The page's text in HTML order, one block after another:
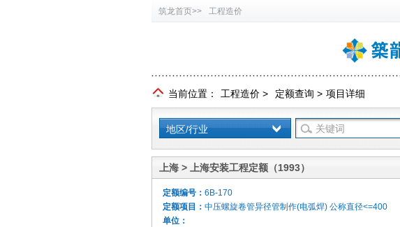
筑龙首页>> 工程造价
当前位置： 工程造价 > 定额查询 > 项目详细
地区/行业
上海 > 上海安装工程定额（1993）
定额编号： 6B-170
定额项目： 中压螺旋卷管异径管制作(电弧焊) 公称直径<=400
单位：